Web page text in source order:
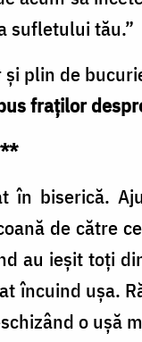
sufletului tău.”
plin de
fraților
biserică.
de către
au ieșit toți
încuind ușa.
o ușă